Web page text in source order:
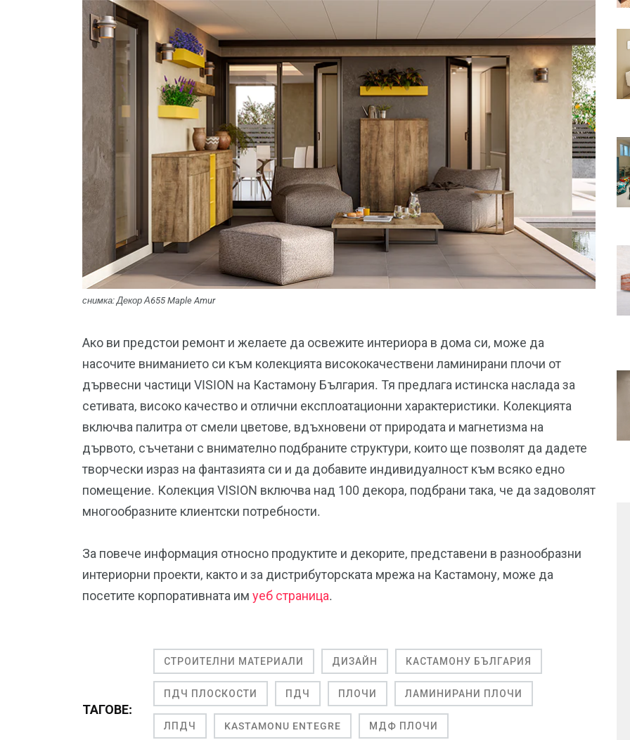
снимка: Декор А655 Maple Amur
Ако ви предстои ремонт и желаете да освежите интериора в дома си, може да
насочите вниманието си към колекцията висококачествени ламинирани плочи от
дървесни частици VISION на Кастамону България. Тя предлага истинска наслада за
сетивата, високо качество и отлични експлоатационни характеристики. Колекцията
включва палитра от смели цветове, вдъхновени от природата и магнетизма на
дървото, съчетани с внимателно подбраните структури, които ще позволят да дадете
творчески израз на фантазията си и да добавите индивидуалност към всяко едно
помещение. Колекция VISION включва над 100 декора, подбрани така, че да задоволят
многообразните клиентски потребности.
За повече информация относно продуктите и декорите, представени в разнообразни
интериорни проекти, както и за дистрибуторската мрежа на Кастамону, може да
посетите корпоративната им уеб страница.
ТАГОВЕ:
СТРОИТЕЛНИ МАТЕРИАЛИ ДИЗАЙН КАСТАМОНУ БЪЛГАРИЯ
ПДЧ ПЛОСКОСТИ ПДЧ ПЛОЧИ ЛАМИНИРАНИ ПЛОЧИ
ЛПДЧ KASTAMONU ENTEGRE МДФ ПЛОЧИ